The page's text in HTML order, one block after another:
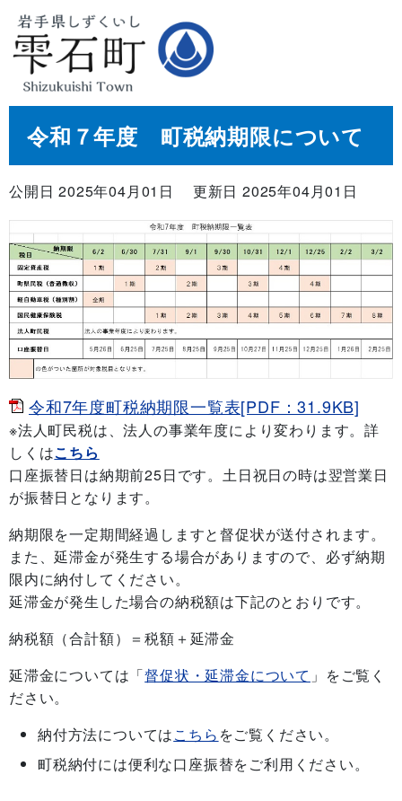
令和７年度 町税納期限について
公開日 2025年04月01日 更新日 2025年04月01日
令和7年度町税納期限一覧表[PDF：31.9KB]
※法人町民税は、法人の事業年度により変わります。詳
しくはこちら
口座振替日は納期前25日です。土日祝日の時は翌営業日
が振替日となります。
納期限を一定期間経過しますと督促状が送付されます。
また、延滞金が発生する場合がありますので、必ず納期
限内に納付してください。
延滞金が発生した場合の納税額は下記のとおりです。
納税額（合計額）＝税額＋延滞金
延滞金については「督促状・延滞金について 」をご覧く
ださい。
納付方法についてはこちら をご覧ください。
町税納付には便利な口座振替をご利用ください。